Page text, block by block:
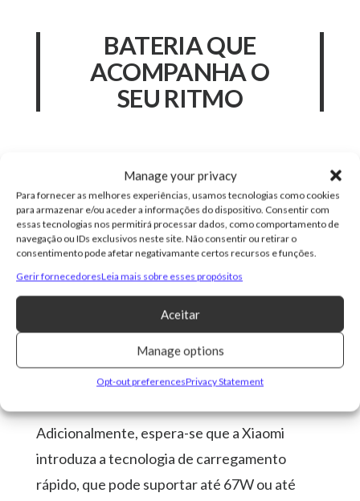
Manage your privacy
Para fornecer as melhores experiências, usamos tecnologias como cookies
para armazenar e/ou aceder a informações do dispositivo. Consentir com
essas tecnologias nos permitirá processar dados, como comportamento de
navegação ou IDs exclusivos neste site. Não consentir ou retirar o
consentimento pode afetar negativamante certos recursos e funções.
Gerir fornecedoresLeia mais sobre esses propósitos
Aceitar
Manage options
Opt-out preferencesPrivacy Statement
BATERIA QUE
ACOMPANHA O
SEU RITMO
capacidade da bateria. De acordo com
informações, o aparelho terá uma bateria de
4.900mAh, um avanço considerável em
capacidade ampliada assegura que o Mix Flip
2 possa atender às expectativas de um
aparelho dobrável, como multitarefa, jogos e
consumo de media, sem prejudicar a sua
Adicionalmente, espera-se que a Xiaomi
introduza a tecnologia de carregamento
rápido, que pode suportar até 67W ou até